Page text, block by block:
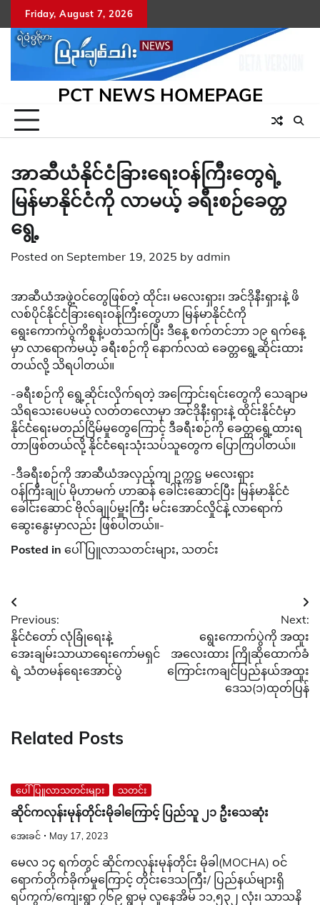
to
content
Friday, August 7, 2026
PCT NEWS HOMEPAGE
အာဆီယံနိုင်ငံခြားရေးဝန်ကြီးတွေရဲ့
မြန်မာနိုင်ငံကို လာမယ့် ခရီးစဉ်ခေတ္တ
ရွေ့
Posted on September 19, 2025 by admin
အာဆီယံအဖွဲ့ဝင်တွေဖြစ်တဲ့ ထိုင်း၊ မလေးရှား၊ အင်ဒိုနီးရှားနဲ့ ဖိ
လစ်ပိုင်နိုင်ငံခြားရေးဝန်ကြီးတွေဟာ မြန်မာနိုင်ငံကို
ရွေးကောက်ပွဲကိစ္စနဲ့ပတ်သက်ပြီး ဒီနေ့ စက်တင်ဘာ ၁၉ ရက်နေ့
မှာ လာရောက်မယ့် ခရီးစဉ်ကို နောက်လထဲ ခေတ္တရွေ့ဆိုင်းထား
တယ်လို့ သိရပါတယ်။
-ခရီးစဉ်ကို ရွေ့ဆိုင်းလိုက်ရတဲ့ အကြောင်းရင်းတွေကို သေချာမ
သိရသေးပေမယ့် လတ်တလောမှာ အင်ဒိုနီးရှားနဲ့ ထိုင်းနိုင်ငံမှာ
နိုင်ငံရေးမတည်ငြိမ်မှုတွေကြောင့် ဒီခရီးစဉ်ကို ခေတ္တရွေ့ထားရ
တာဖြစ်တယ်လို့ နိုင်ငံရေးသုံးသပ်သူတွေက ပြောကြပါတယ်။
-ဒီခရီးစဉ်ကို အာဆီယံအလှည့်ကျ ဥက္ကဋ္ဌ မလေးရှား
ဝန်ကြီးချုပ် မိုဟာမက် ဟာဆန် ခေါင်းဆောင်ပြီး မြန်မာနိုင်ငံ
ခေါင်းဆောင် ဗိုလ်ချုပ်မှူးကြီး မင်းအောင်လှိုင်နဲ့ လာရောက်
ဆွေးနွေးမှာလည်း ဖြစ်ပါတယ်။-
Posted in ပေါ်ပြူလာသတင်းများ, သတင်း
Post
navigation
Previous:
နိုင်ငံတော် လုံခြုံရေးနဲ့
အေးချမ်းသာယာရေးကော်မရှင်
ရဲ့ သံတမန်ရေးအောင်ပွဲ
Next:
ရွေးကောက်ပွဲကို အထူး
အလေးထား ကြိုဆိုထောက်ခံ
ကြောင်းကချင်ပြည်နယ်အထူး
ဒေသ(၁)ထုတ်ပြန်
Related Posts
ပေါ်ပြူလာသတင်းများ သတင်း
ဆိုင်ကလုန်းမုန်တိုင်းမိုခါကြောင့် ပြည်သူ ၂၁ ဦးသေဆုံး
အေးခင် May 17, 2023
မေလ ၁၄ ရက်တွင် ဆိုင်ကလုန်းမုန်တိုင်း မိုခါ(MOCHA) ဝင်
ရောက်တိုက်ခိုက်မှုကြောင့် တိုင်းဒေသကြီး/ ပြည်နယ်များရှိ
ရပ်ကွက်/ကျေးရွာ ၇၆၉ ရွာမှ လူနေအိမ် ၁၁,၅၃၂ လုံး၊ သာသနိ